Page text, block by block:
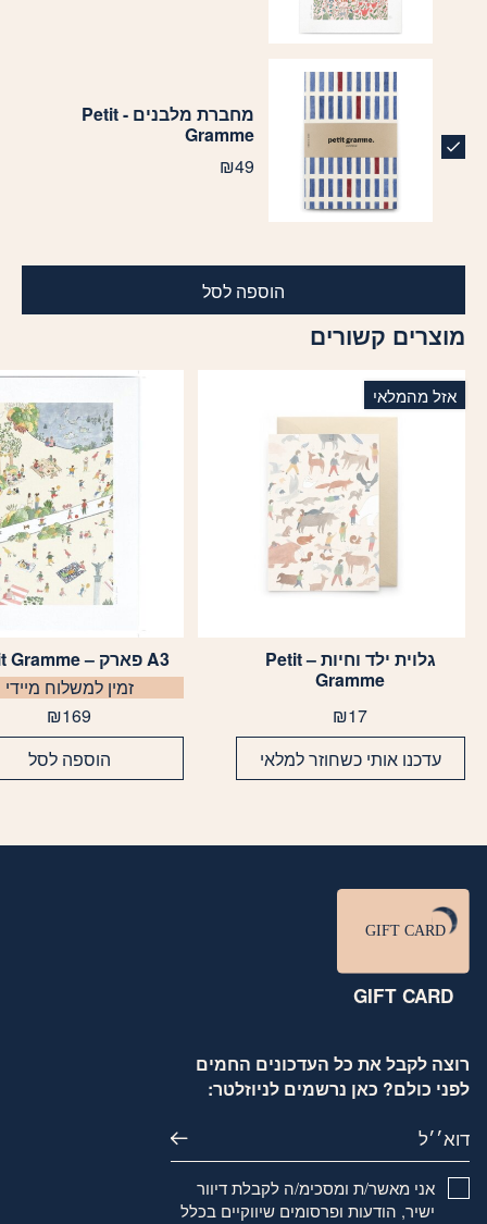
מחברת מלבנים - Petit
Gramme
₪49
הוספה לסל
מוצרים קשורים
אזל מהמלאי
גלוית ילד וחיות – Petit
Gramme
₪17
עדכנו אותי כשחוזר למלאי
A3 פארק – Petit Gramme
זמין למשלוח מיידי
₪169
הוספה לסל
רוצה לקבל את כל העדכונים החמים
לפני כולם? כאן נרשמים לניוזלטר:
דוא׳׳ל
אני מאשר/ת ומסכימ/ה לקבלת דיוור
ישיר, הודעות ופרסומים שיווקיים בכלל
GIFT CARD